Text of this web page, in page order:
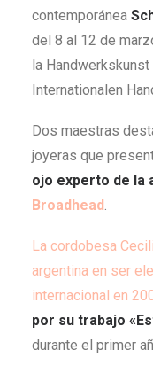
contemporánea
del 8 al 12 de
la
Internationalen
Dos maestras
joyeras que
ojo experto de la
Broadhead.
La cordobesa
argentina en ser
internacional en
por su trabajo
durante el primer